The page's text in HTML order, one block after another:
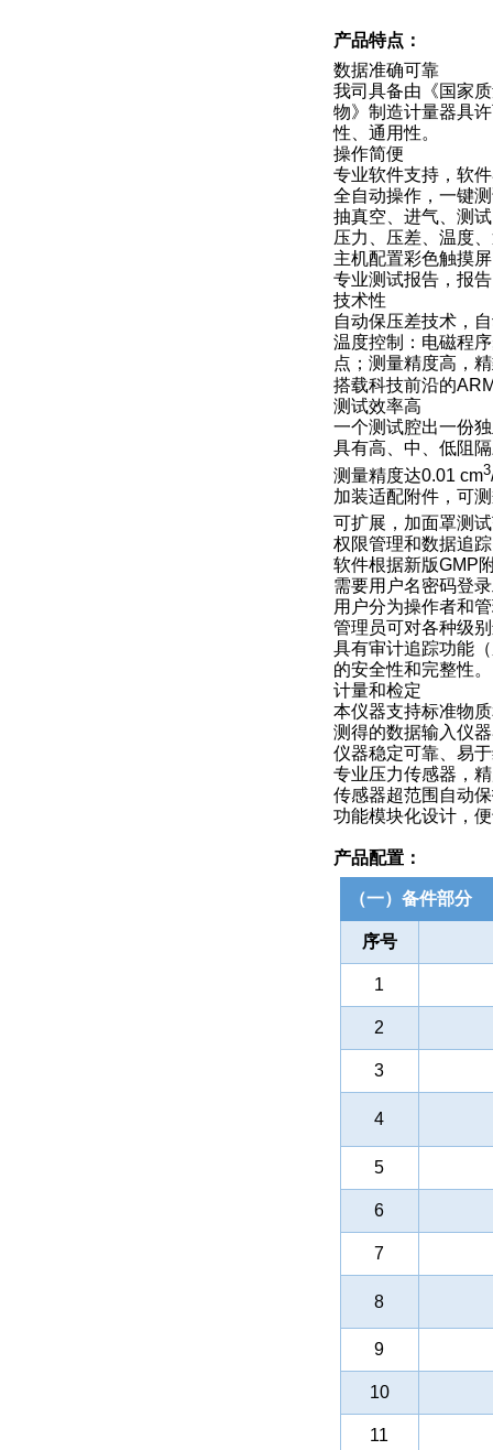
产品特点：
数据准确可靠
我司具备由《国家
物》制造计量器具
性、通用性。
操作简便
专业软件支持，软
全自动操作，一键
抽真空、进气、测
压力、压差、温度
主机配置彩色触摸
专业测试报告，报
技术性
自动保压差技术，
温度控制：电磁程
点；测量精度高，精
搭载科技前沿的
测试效率高
一个测试腔出一份
具有高、中、低阻
测量精度达0.01 cm3
加装适配附件，可
可扩展，加面罩测
权限管理和数据追踪
软件根据新版GMP
需要用户名密码登
用户分为操作者和
管理员可对各种级
具有审计追踪功能
的安全性和完整性。
计量和检定
本仪器支持标准物
测得的数据输入仪
仪器稳定可靠、易
专业压力传感器，
传感器超范围自动
功能模块化设计，
产品配置：
（一）备件部分
序号
1
2
3
4
5
6
7
8
9
10
11